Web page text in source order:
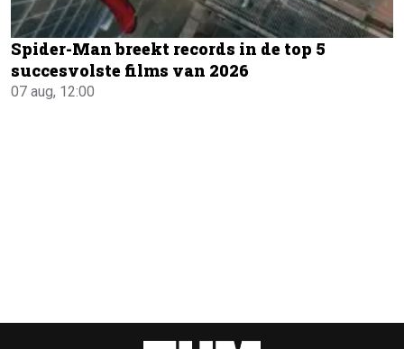
Spider-Man breekt records in de top 5
succesvolste films van 2026
07 aug, 12:00